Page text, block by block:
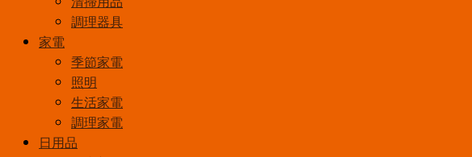
調理器具
家電
季節家電
照明
生活家電
調理家電
日用品